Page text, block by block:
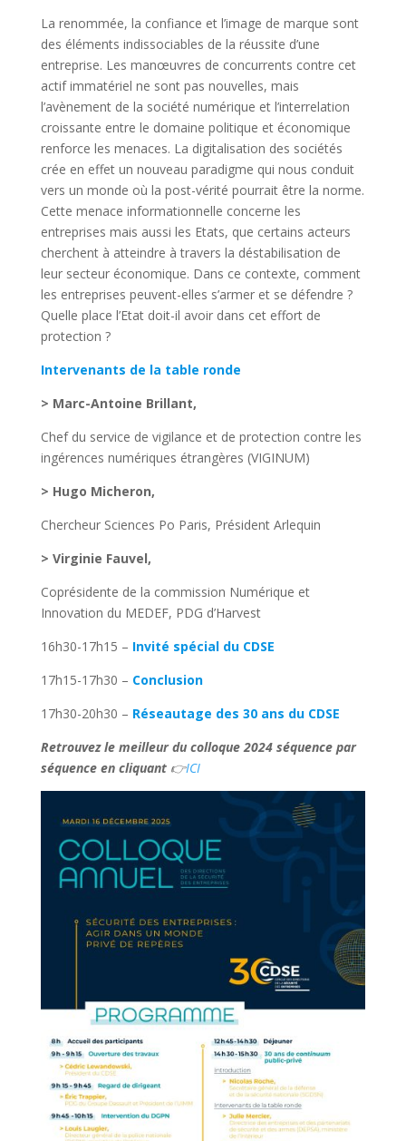
La renommée, la confiance et l’image de marque sont
des éléments indissociables de la réussite d’une
entreprise. Les manœuvres de concurrents contre cet
actif immatériel ne sont pas nouvelles, mais
l’avènement de la société numérique et l’interrelation
croissante entre le domaine politique et économique
renforce les menaces. La digitalisation des sociétés
crée en effet un nouveau paradigme qui nous conduit
vers un monde où la post-vérité pourrait être la norme.
Cette menace informationnelle concerne les
entreprises mais aussi les Etats, que certains acteurs
cherchent à atteindre à travers la déstabilisation de
leur secteur économique. Dans ce contexte, comment
les entreprises peuvent-elles s’armer et se défendre ?
Quelle place l’Etat doit-il avoir dans cet effort de
protection ?
Intervenants de la table ronde
> Marc-Antoine Brillant,
Chef du service de vigilance et de protection contre les
ingérences numériques étrangères (VIGINUM)
> Hugo Micheron,
Chercheur Sciences Po Paris, Président Arlequin
> Virginie Fauvel,
Coprésidente de la commission Numérique et
Innovation du MEDEF, PDG d’Harvest
16h30-17h15 – Invité spécial du CDSE
17h15-17h30 – Conclusion
17h30-20h30 – Réseautage des 30 ans du CDSE
Retrouvez le meilleur du colloque 2024 séquence par
séquence en cliquant👉ICI